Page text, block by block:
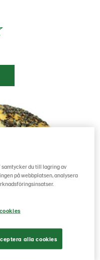
du till lagring av
på webbplatsen, analysera
alla cookies